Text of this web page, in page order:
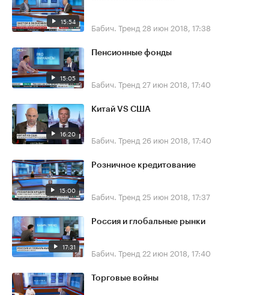
15:54 Бабич. Тренд 28 июн 2018, 17:38
15:05
Пенсионные фонды
Бабич. Тренд 27 июн 2018, 17:40
16:20
Китай VS США
Бабич. Тренд 26 июн 2018, 17:40
15:00
Розничное кредитование
Бабич. Тренд 25 июн 2018, 17:37
17:31
Россия и глобальные рынки
Бабич. Тренд 22 июн 2018, 17:40
Торговые войны